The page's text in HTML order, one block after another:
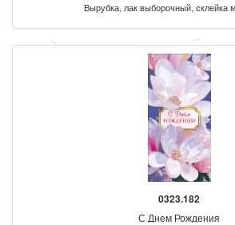
Вырубка, лак выборочный, склейка
0323.182
С Днем Рождения